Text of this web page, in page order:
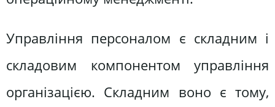
Управління персоналом є складним і
складовим компонентом управління
організацією. Складним воно є тому,